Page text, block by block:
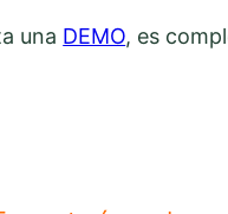
una DEMO, es